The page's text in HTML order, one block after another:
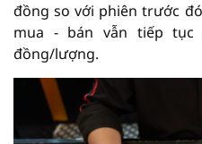
đồng so với phiên trước
mua - bán vẫn tiếp
đồng/lượng.